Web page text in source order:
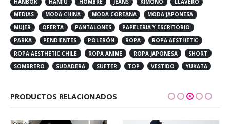
HANBOK
HANFU HOMBRE JEANS KIMONO
LLAVERO
MEDIAS
MODA CHINA MODA COREANA
MODA JAPONESA
MUJER
OFERTA PANTALONES
PAPELERIA Y ESCRITORIO
PARKA
PENDIENTES POLERÓN ROPA
ROPA AESTHETIC
ROPA AESTHETIC CHILE
ROPA ANIME ROPA JAPONESA
SHORT
SOMBRERO
SUDADERA SUETER TOP VESTIDO YUKATA
PRODUCTOS RELACIONADOS